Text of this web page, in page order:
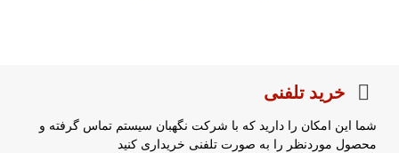
خرید تلفنی
شما این امکان را دارید که با شرکت نگهبان سیستم تماس گرفته و
محصول موردنظر را به صورت تلفنی خریداری کنید